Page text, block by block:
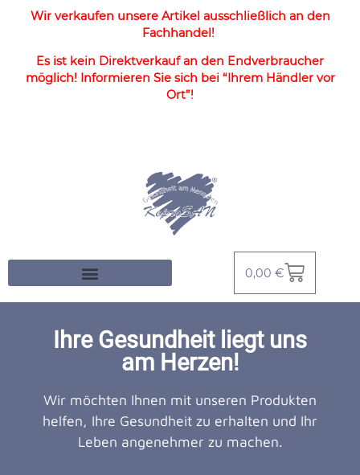
Wir verkaufen unsere Artikel ausschließlich an den
Fachhandel!
Es ist kein Direktverkauf an den Endverbraucher
möglich! Informieren Sie sich bei “Ihrem Händler vor
Ort”!
0,00€
Ihre Gesundheit liegt uns
am Herzen!
Wir möchten Ihnen mit unseren Produkten
helfen, Ihre Gesundheit zu erhalten und Ihr
Leben angenehmer zu machen.